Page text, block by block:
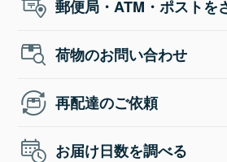
郵便局・ATM・ポストを
荷物のお問い合わせ
再配達のご依頼
お届け日数を調べる